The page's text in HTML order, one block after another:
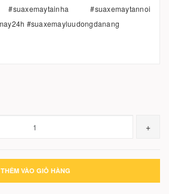
#suaxemaytannoi
#suaxemayluudongdanang
+
THÊM VÀO GIỎ HÀNG